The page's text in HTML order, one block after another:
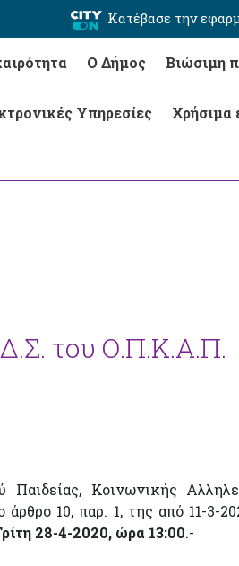
Κατέβασε την
Ο Δήμος Βιώσιμη
Υπηρεσίες Χρήσιμα
του Ο.Π.Κ.Α.Π.
Παιδείας, Κοινωνικής
10, παρ. 1, της από 11-3-
28-4-2020, ώρα 13:00.-